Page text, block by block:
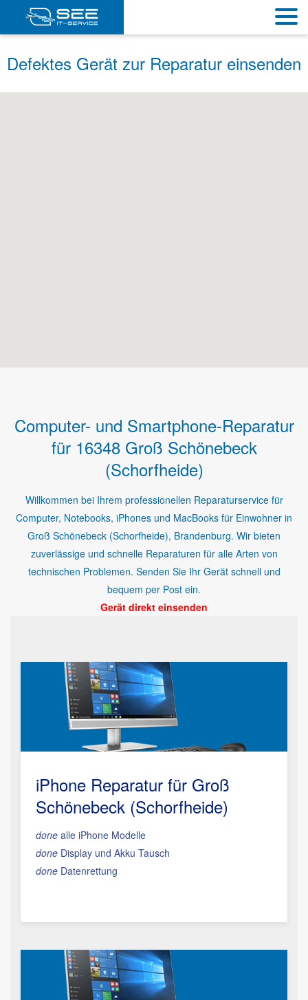
Defektes Gerät zur Reparatur einsenden
Computer- und Smartphone-Reparatur
für 16348 Groß Schönebeck
(Schorfheide)
Willkommen bei Ihrem professionellen Reparaturservice für
Computer, Notebooks, iPhones und MacBooks für Einwohner in
Groß Schönebeck (Schorfheide), Brandenburg. Wir bieten
zuverlässige und schnelle Reparaturen für alle Arten von
technischen Problemen. Senden Sie Ihr Gerät schnell und
bequem per Post ein.
Gerät direkt einsenden
iPhone Reparatur für Groß
Schönebeck (Schorfheide)
done alle iPhone Modelle
done Display und Akku Tausch
done Datenrettung